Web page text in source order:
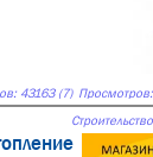
43163 (7)